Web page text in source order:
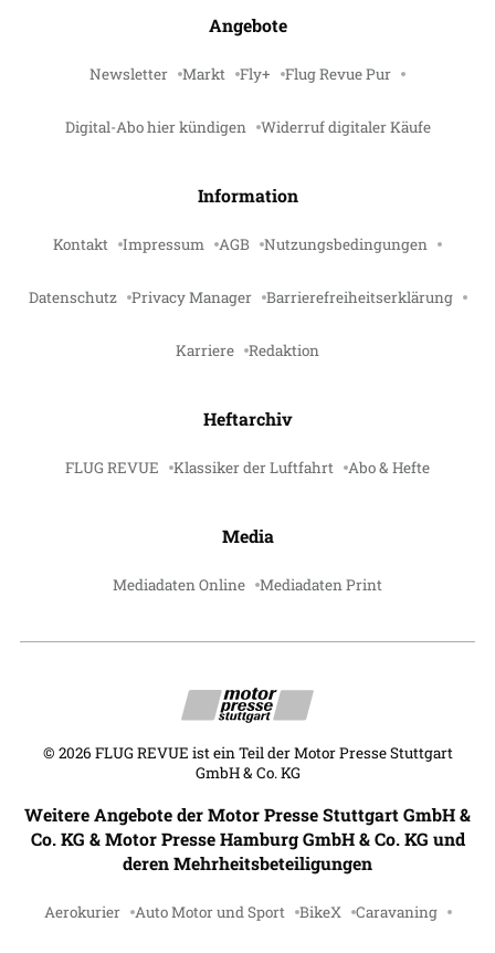
Angebote
Newsletter Markt Fly+ Flug Revue Pur
Digital-Abo hier kündigen Widerruf digitaler Käufe
Information
Kontakt Impressum AGB Nutzungsbedingungen
Datenschutz Privacy Manager Barrierefreiheitserklärung
Karriere Redaktion
Heftarchiv
FLUG REVUE Klassiker der Luftfahrt Abo & Hefte
Media
Mediadaten Online Mediadaten Print
© 2026 FLUG REVUE ist ein Teil der Motor Presse Stuttgart
GmbH & Co. KG
Weitere Angebote der Motor Presse Stuttgart GmbH &
Co. KG & Motor Presse Hamburg GmbH & Co. KG und
deren Mehrheitsbeteiligungen
Aerokurier Auto Motor und Sport BikeX Caravaning